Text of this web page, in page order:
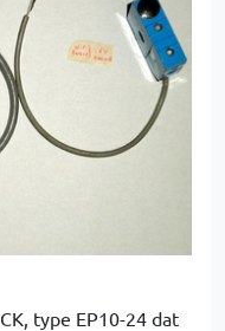
type EP10-24 dat